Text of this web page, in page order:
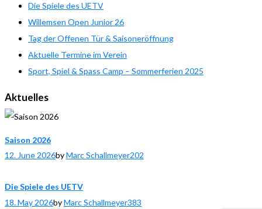
Die Spiele des UETV
Willemsen Open Junior 26
Tag der Offenen Tür & Saisoneröffnung
Aktuelle Termine im Verein
Sport, Spiel & Spass Camp – Sommerferien 2025
Aktuelles
Saison 2026
12. June 2026byMarc Schallmeyer202
Die Spiele des UETV
18. May 2026byMarc Schallmeyer383